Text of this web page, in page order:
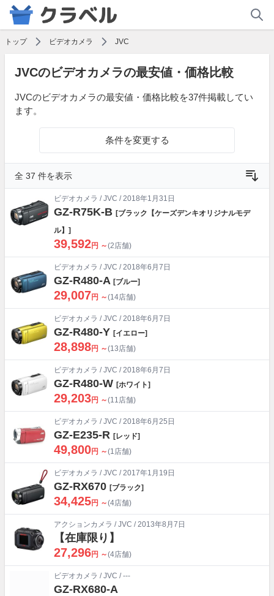
トップ ビデオカメラ JVC
JVCのビデオカメラの最安値・価格比較
JVCのビデオカメラの最安値・価格比較を37件掲載してい
ます。
条件を変更する
全 37 件を表示
ビデオカメラ /JVC / 2018年1月31日
GZ-R75K-B [ブラック【ケーズデンキオリジナルモデ
ル】]
39,592円 ～(2店舗)
ビデオカメラ /JVC / 2018年6月7日
GZ-R480-A [ブルー]
29,007円 ～(14店舗)
ビデオカメラ /JVC / 2018年6月7日
GZ-R480-Y [イエロー]
28,898円 ～(13店舗)
ビデオカメラ /JVC / 2018年6月7日
GZ-R480-W [ホワイト]
29,203円 ～(11店舗)
ビデオカメラ /JVC / 2018年6月25日
GZ-E235-R [レッド]
49,800円 ～(1店舗)
ビデオカメラ /JVC / 2017年1月19日
GZ-RX670 [ブラック]
34,425円 ～(4店舗)
アクションカメラ /JVC / 2013年8月7日
【在庫限り】
27,296円 ～(4店舗)
ビデオカメラ /JVC / ---
GZ-RX680-A